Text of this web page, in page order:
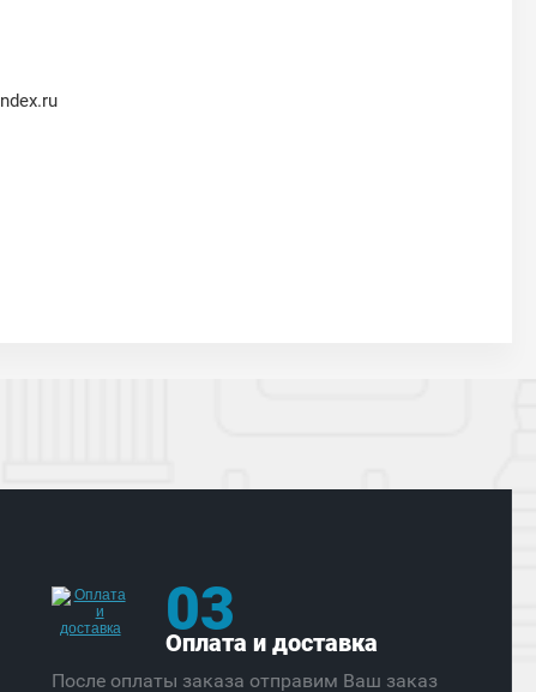
03
Оплата и доставка
После оплаты заказа отправим Ваш заказ